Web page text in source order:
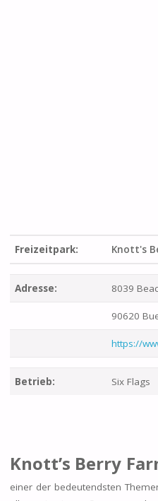
Freizeitpark: Knott's
Adresse: 8039
90620
https://
Betrieb: Six Flags
Knott’s Berry
einer der bedeutendsten